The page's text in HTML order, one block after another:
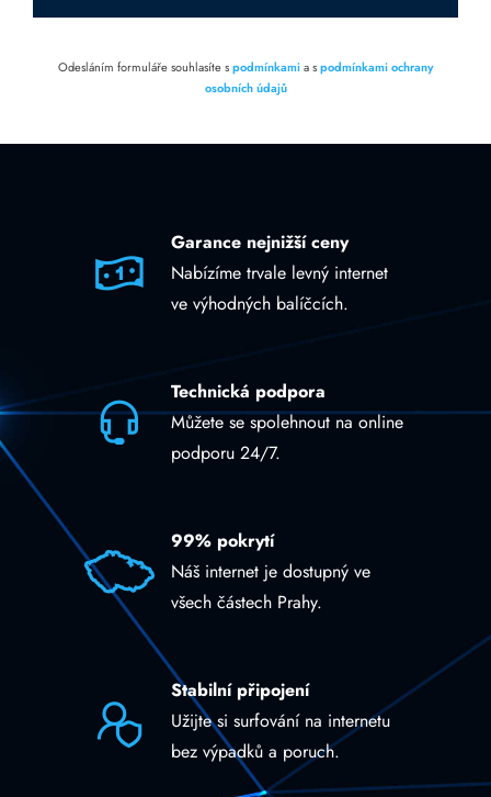
Odesláním formuláře souhlasíte spodmínkamia spodmínkami ochrany
osobních údajů
Garance nejnižší ceny
Nabízíme trvale levný internet
ve výhodných balíčcích.
Technická podpora
Můžete se spolehnout na online
podporu 24/7.
99% pokrytí
Náš internet je dostupný ve
všech částech Prahy.
Stabilní připojení
Užijte si surfování na internetu
bez výpadků a poruch.